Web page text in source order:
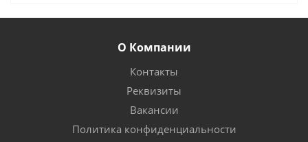
О Компании
Контакты
Реквизиты
Вакансии
Политика конфиденциальности